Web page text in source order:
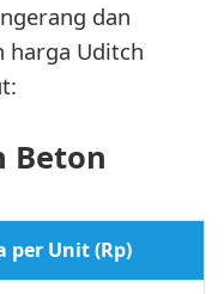
dan
harga Uditch
Beton
per Unit (Rp)